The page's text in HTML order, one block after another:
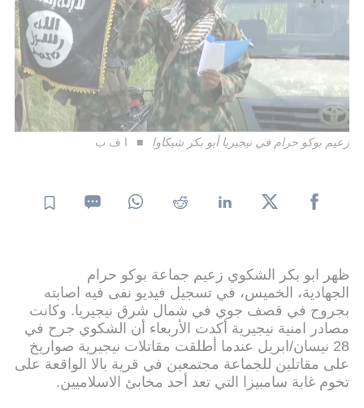
زعيم بوكو حرام في نيجيريا أبو بكر شيكاوا ا ف ب
ظهر ابو بكر الشكوي زعيم جماعة بوكو حرام
الجهادية، الخميس، في تسجيل فيديو نفى فيه اصابته
بجروح في قصف جوي في شمال شرق نيجيريا. وكانت
مصادر امنية نيجيرية أكدت الأربعاء أن الشكوي جرح في
28 نيسان/ابريل عندما أطلقت مقاتلات نيجيرية صواريخ
على مقاتلين للجماعة مجتمعين في قرية بالا الواقعة على
تخوم غابة سامبيزا التي تعد أحد مخابئ الاسلاميين.